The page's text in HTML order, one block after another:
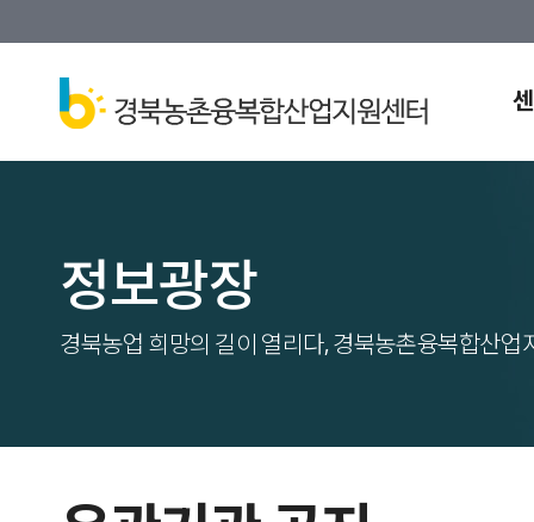
정보광장
경북농업 희망의 길이 열리다, 경북농촌융복합산업